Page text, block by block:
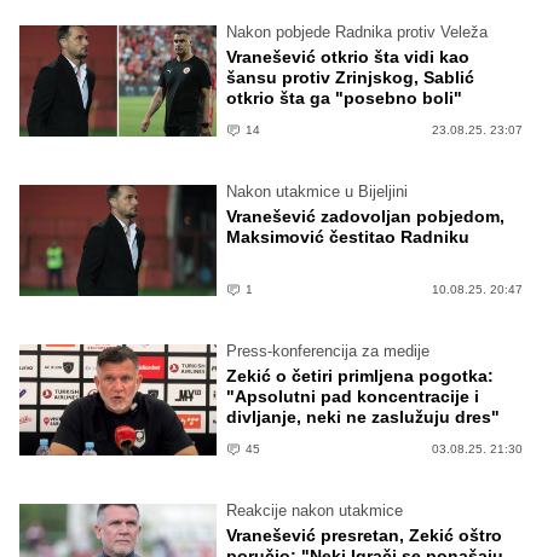
Nakon pobjede Radnika protiv Veleža
Vranešević otkrio šta vidi kao
šansu protiv Zrinjskog, Sablić
otkrio šta ga "posebno boli"
14 23.08.25. 23:07
Nakon utakmice u Bijeljini
Vranešević zadovoljan pobjedom,
Maksimović čestitao Radniku
1 10.08.25. 20:47
Press-konferencija za medije
Zekić o četiri primljena pogotka:
"Apsolutni pad koncentracije i
divljanje, neki ne zaslužuju dres"
45 03.08.25. 21:30
Reakcije nakon utakmice
Vranešević presretan, Zekić oštro